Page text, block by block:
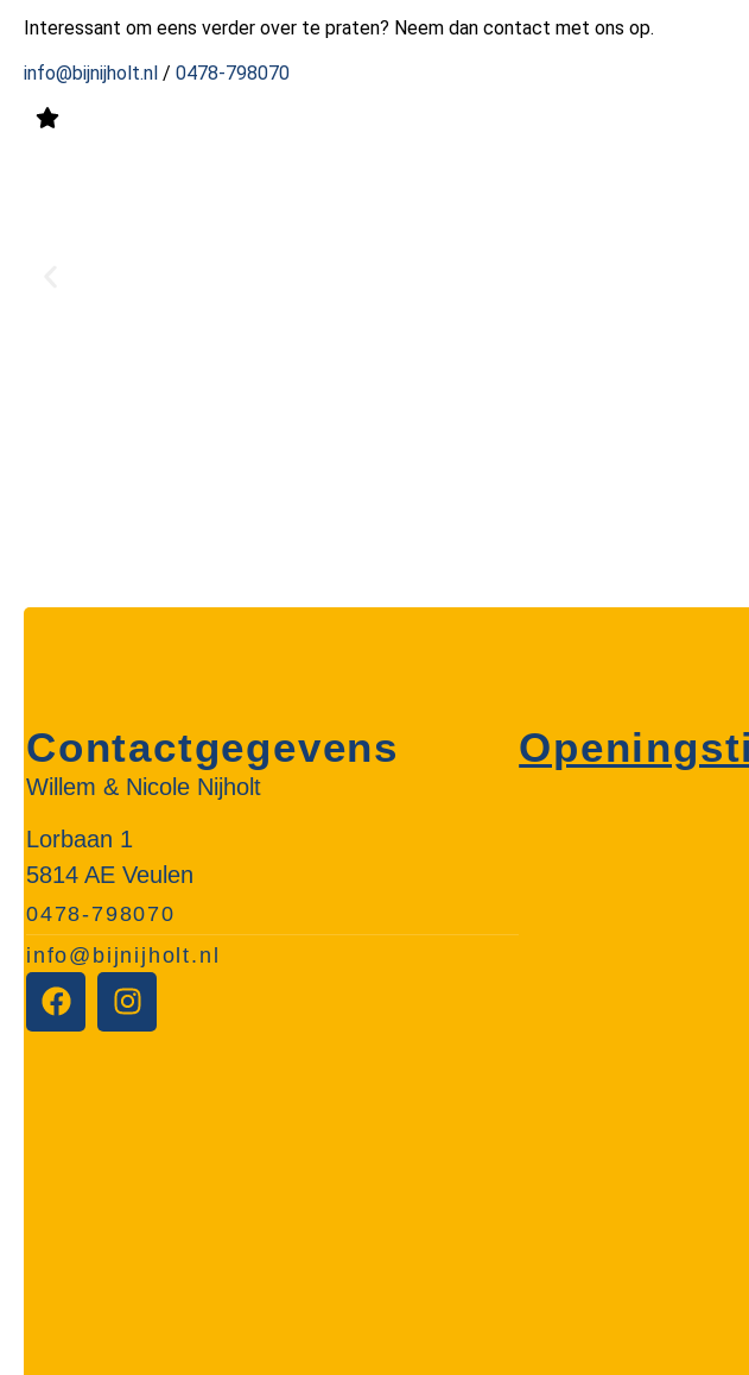
Interessant om eens verder over te praten? Neem dan contact met ons op.
info@bijnijholt.nl / 0478-798070
Contactgegevens
Willem & Nicole Nijholt
Lorbaan 1
5814 AE Veulen
0478-798070
info@bijnijholt.nl